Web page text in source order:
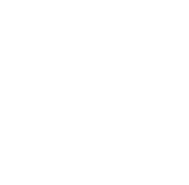
dans la bande-
acteurs principaux ?